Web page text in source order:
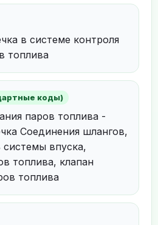
в системе контроля
топлива
коды)
паров топлива -
Соединения шлангов,
системы впуска,
топлива, клапан
топлива